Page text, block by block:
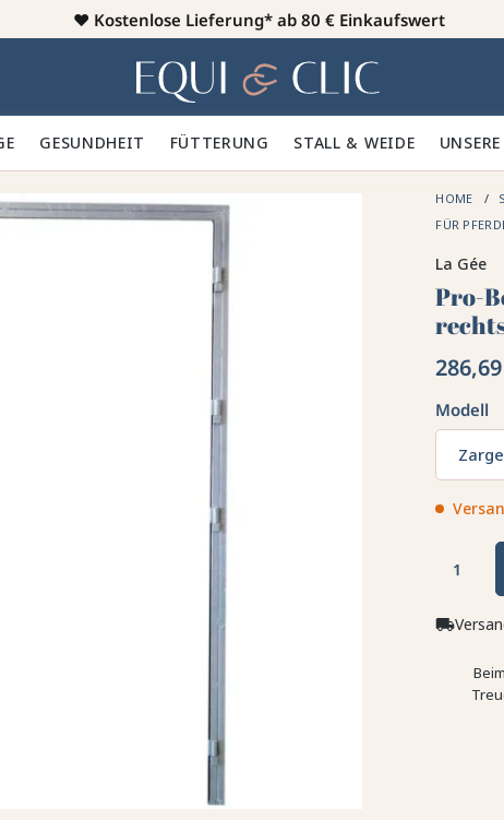
♥️ Kostenlose Lieferung* ab 80 € Einkaufswert
Heim
🪮 GESUNDHEIT ✨ FÜTTERUNG 🥕 STALL & WEIDE 🍃
HOME
FÜR
La Gée
Pro-
Modell
local_shipping